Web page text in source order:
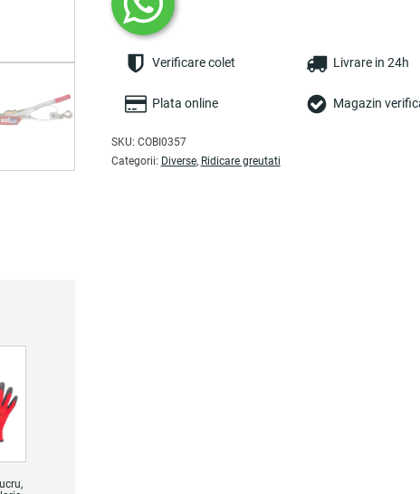
carlige
duble
COBI
Verificare colet Livrare in 24h
Plata online Magazin
SKU: COBI0357
Categorii: Diverse, Ridicare greutati